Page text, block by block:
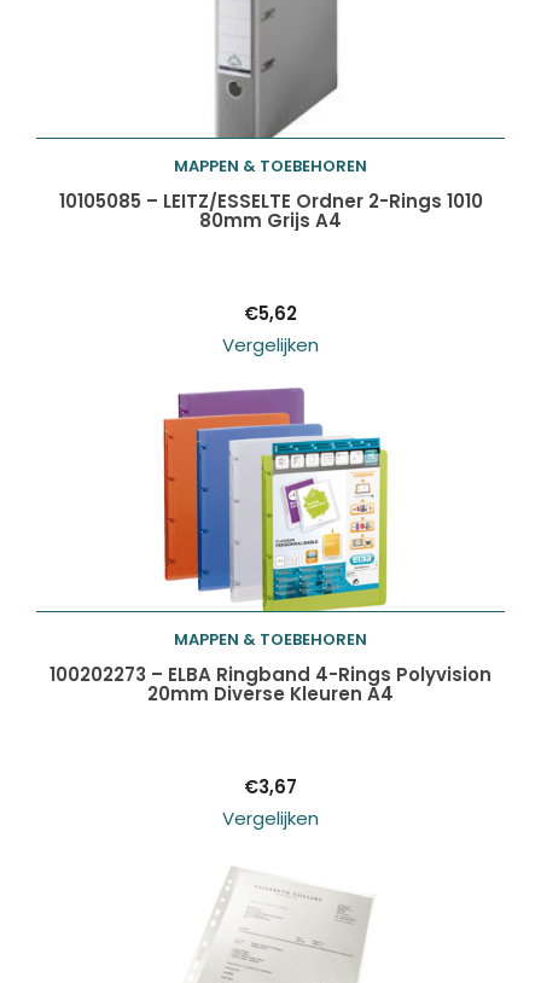
Toevoegen aan
MAPPEN & TOEBEHOREN
10105085 – LEITZ/ESSELTE Ordner 2-Rings 1010
80mm Grijs A4
€5,62
Vergelijken
Toevoegen aan
MAPPEN & TOEBEHOREN
100202273 – ELBA Ringband 4-Rings Polyvision
20mm Diverse Kleuren A4
€3,67
Vergelijken